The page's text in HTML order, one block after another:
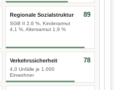
Regionale Sozialstruktur
SGB II 2,6 %, Kinderarmut
4,1 %, Altersarmut 1,9 %
89
Verkehrssicherheit
4,0 Unfälle je 1.000
Einwohner
78